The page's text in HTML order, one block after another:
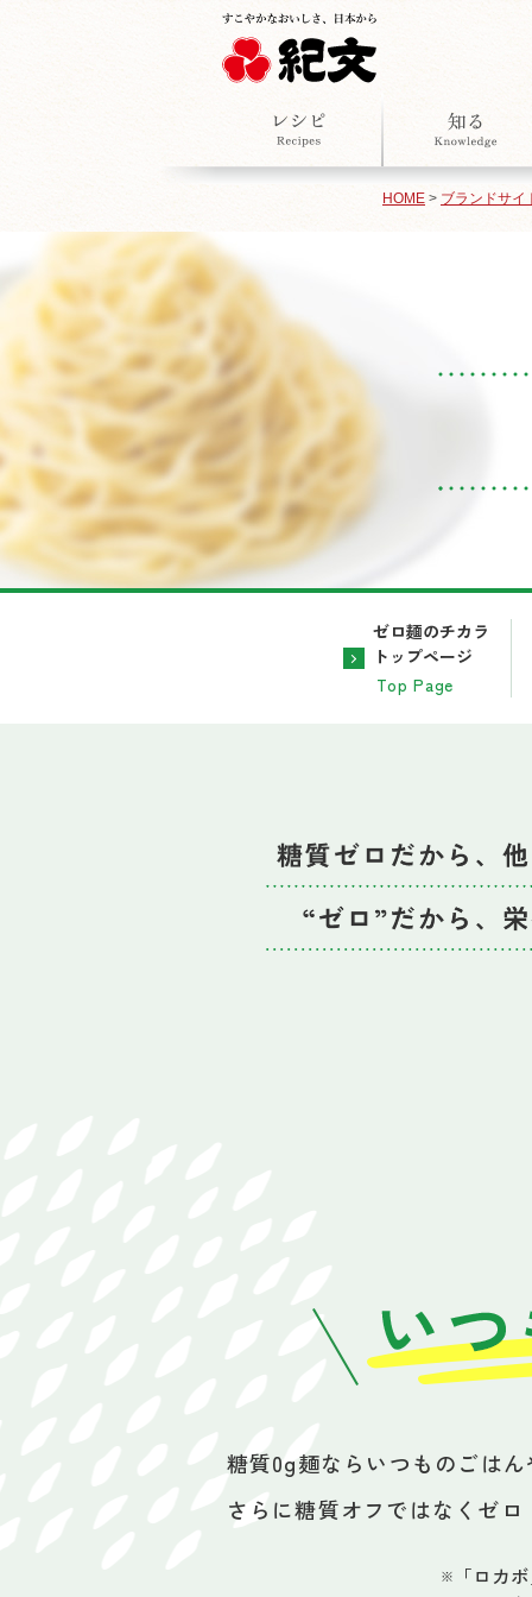
HOME > ブランドサイ
ゼロ麺のチカラ
トップページ
Top Page
糖質0g麺ならいつものごは
さらに糖質オフではなくゼ
※
「ロカ